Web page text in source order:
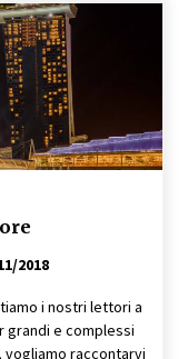
Top
2018
i nostri lettori a
grandi e complessi
raccontarvi